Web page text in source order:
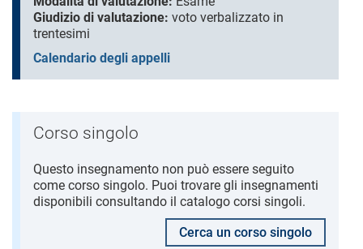
Giudizio di valutazione: voto verbalizzato in
trentesimi
Calendario degli appelli
Corso singolo
Questo insegnamento non può essere seguito
come corso singolo. Puoi trovare gli insegnamenti
disponibili consultando il catalogo corsi singoli.
Cerca un corso singolo